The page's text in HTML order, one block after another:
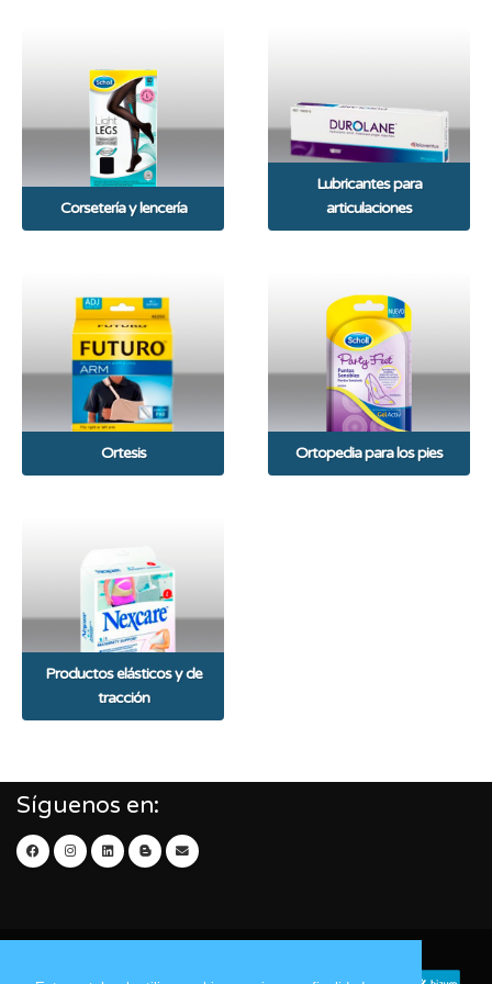
Corsetería y lencería
Lubricantes para
articulaciones
Ortesis Ortopedia para los pies
Productos elásticos y de
tracción
Síguenos en: